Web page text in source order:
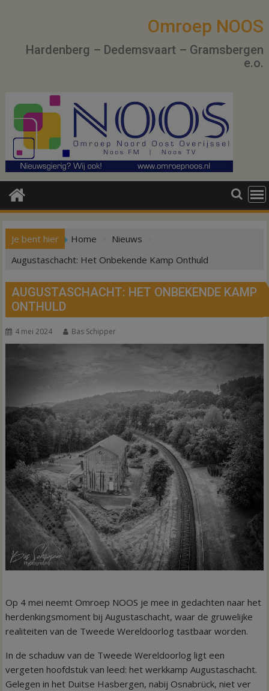
Omroep NOOS
Hardenberg – Dedemsvaart – Gramsbergen
e.o.
Je bent hier Home
Nieuws
Augustaschacht: Het Onbekende Kamp Onthuld
AUGUSTASCHACHT: HET ONBEKENDE KAMP
ONTHULD
4 mei 2024 Bas Schipper
Op 4 mei neemt Omroep NOOS je mee in gedachten naar het
herdenkingsmoment bij Augustaschacht, waar de gruwelijke
realiteiten van de Tweede Wereldoorlog tastbaar worden.
In de schaduw van de Tweede Wereldoorlog ligt een
vergeten hoofdstuk van leed: het werkkamp Augustaschacht.
Gelegen in het Duitse Hasbergen, nabij Osnabrück, niet ver